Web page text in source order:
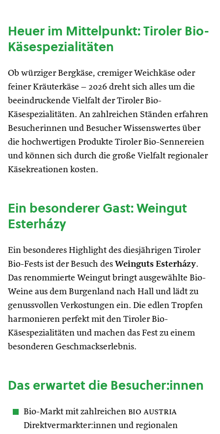
Heuer im Mittelpunkt: Tiroler Bio-
Käsespezialitäten
Ob würziger Bergkäse, cremiger Weichkäse oder
feiner Kräuterkäse – 2026 dreht sich alles um die
beeindruckende Vielfalt der Tiroler Bio-
Käsespezialitäten. An zahlreichen Ständen erfahren
Besucherinnen und Besucher Wissenswertes über
die hochwertigen Produkte Tiroler Bio-Sennereien
und können sich durch die große Vielfalt regionaler
Käsekreationen kosten.
Ein besonderer Gast: Weingut
Esterházy
Ein besonderes Highlight des diesjährigen Tiroler
Bio-Fests ist der Besuch des Weinguts Esterházy.
Das renommierte Weingut bringt ausgewählte Bio-
Weine aus dem Burgenland nach Hall und lädt zu
genussvollen Verkostungen ein. Die edlen Tropfen
harmonieren perfekt mit den Tiroler Bio-
Käsespezialitäten und machen das Fest zu einem
besonderen Geschmackserlebnis.
Das erwartet die Besucher:innen
Bio-Markt mit zahlreichen bio austria
Direktvermarkter:innen und regionalen